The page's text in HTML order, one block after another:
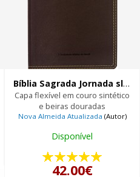
Bíblia Sagrada Jornada slim
Capa flexível em couro sintético
e beiras douradas
Nova Almeida Atualizada (Autor)
Disponível
42.00€